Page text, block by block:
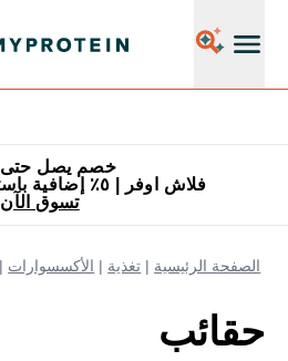
خصم يصل حتى ٣٠٪
فلاش اوفر | ٥٪ إضافية باستخدام كود محدود
تسوق الآن
الصفحة الرئيسية تغذية الأكسسوارات
حقائب